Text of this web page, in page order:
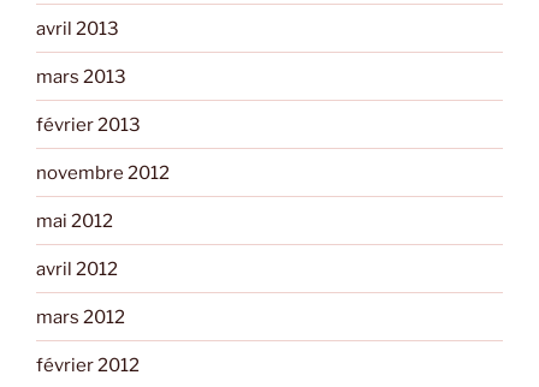
avril 2013
mars 2013
février 2013
novembre 2012
mai 2012
avril 2012
mars 2012
février 2012